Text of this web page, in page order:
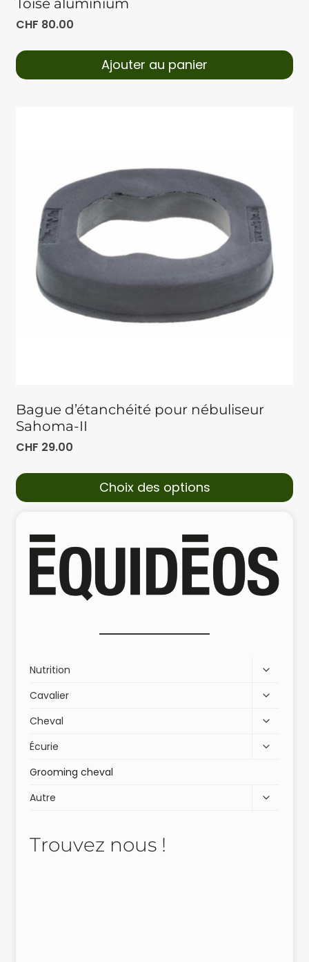
Toise aluminium
CHF 80.00
Ajouter au panier
Bague d’étanchéité pour nébuliseur
Sahoma-II
CHF 29.00
Choix des options
Nutrition
Cavalier
Cheval
Écurie
Grooming cheval
Autre
Trouvez nous !